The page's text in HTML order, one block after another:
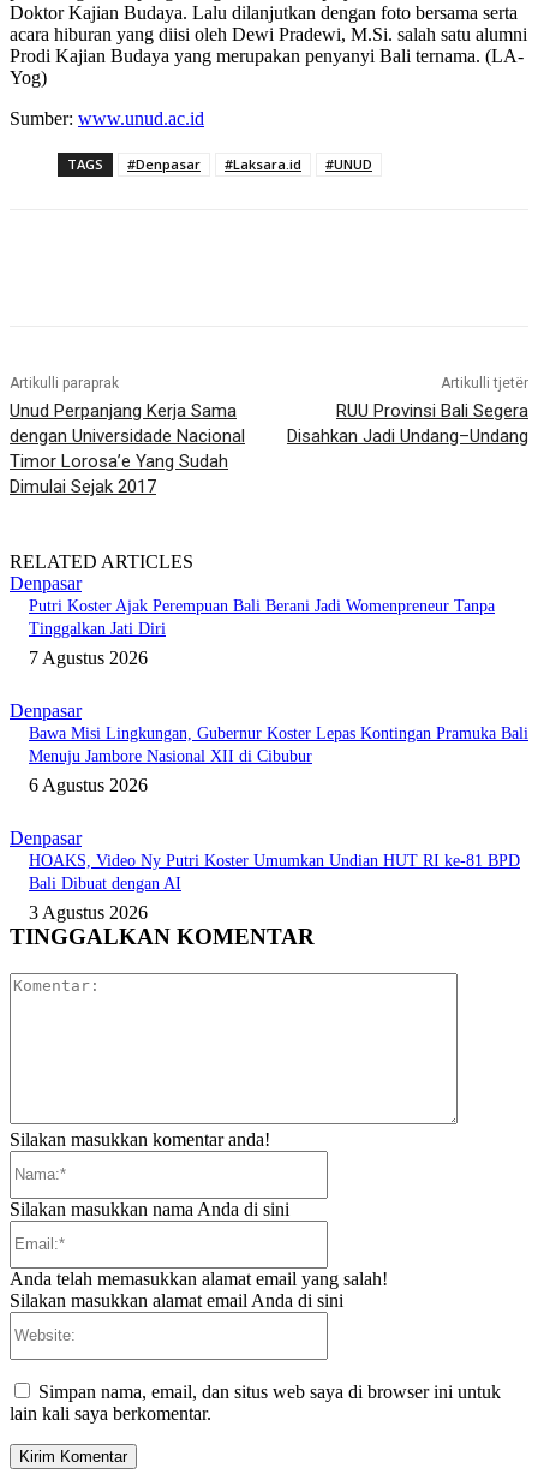
Doktor Kajian Budaya. Lalu dilanjutkan dengan foto bersama serta
acara hiburan yang diisi oleh Dewi Pradewi, M.Si. salah satu alumni
Prodi Kajian Budaya yang merupakan penyanyi Bali ternama. (LA-
Yog)
Sumber: www.unud.ac.id
TAGS #Denpasar #Laksara.id #UNUD
Artikulli paraprak
Unud Perpanjang Kerja Sama
dengan Universidade Nacional
Timor Lorosa’e Yang Sudah
Dimulai Sejak 2017
Artikulli tjetër
RUU Provinsi Bali Segera
Disahkan Jadi Undang–Undang
RELATED ARTICLES
Denpasar
Putri Koster Ajak Perempuan Bali Berani Jadi Womenpreneur Tanpa
Tinggalkan Jati Diri
7 Agustus 2026
Denpasar
Bawa Misi Lingkungan, Gubernur Koster Lepas Kontingan Pramuka Bali
Menuju Jambore Nasional XII di Cibubur
6 Agustus 2026
Denpasar
HOAKS, Video Ny Putri Koster Umumkan Undian HUT RI ke-81 BPD
Bali Dibuat dengan AI
3 Agustus 2026
TINGGALKAN KOMENTAR
Silakan masukkan komentar anda!
Silakan masukkan nama Anda di sini
Anda telah memasukkan alamat email yang salah!
Silakan masukkan alamat email Anda di sini
Simpan nama, email, dan situs web saya di browser ini untuk
lain kali saya berkomentar.